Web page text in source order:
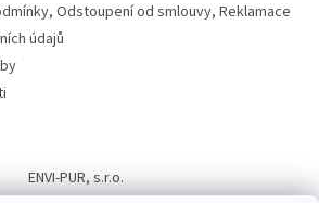
Odstoupení od smlouvy, Reklamace
údajů
ENVI-PUR, s.r.o.